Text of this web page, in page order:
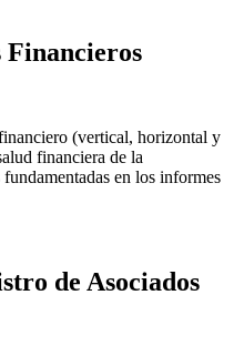
Financieros
(vertical, horizontal y
financiera de la
en los informes
de Asociados